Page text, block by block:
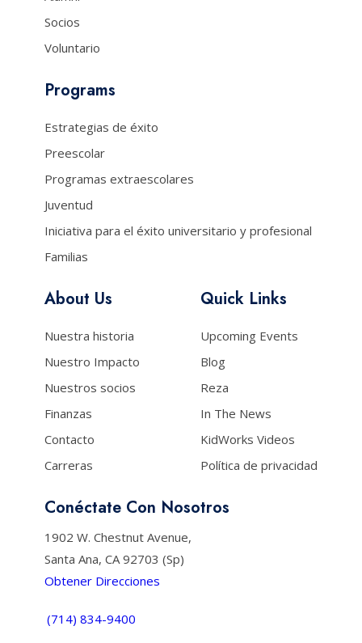
Socios
Voluntario
Programs
Estrategias de éxito
Preescolar
Programas extraescolares
Juventud
Iniciativa para el éxito universitario y profesional
Familias
About Us
Nuestra historia
Nuestro Impacto
Nuestros socios
Finanzas
Contacto
Carreras
Quick Links
Upcoming Events
Blog
Reza
In The News
KidWorks Videos
Política de privacidad
Conéctate Con Nosotros
1902 W. Chestnut Avenue,
Santa Ana, CA 92703 (Sp)
Obtener Direcciones
(714) 834-9400